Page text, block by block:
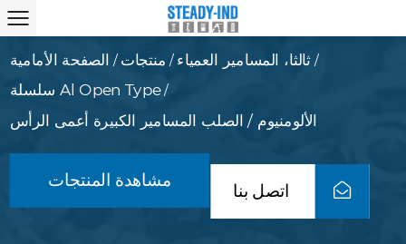
الصفحة الأمامية / منتجات / ثالثا، المسامير العمياء /
سلسلة Al Open Type/
الألومنيوم / الصلب المسامير الكبيرة أعمى الرأس
مشاهدة المنتجات